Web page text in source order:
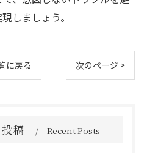
しましょう。
に戻る 次のページ >
稿 Recent Posts